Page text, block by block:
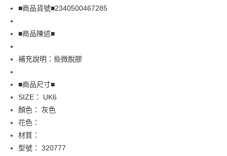
Apple Pay
街口支付
全盈+PAY
AFTEE先享後付
相關說明
【關於「AFTEE先享後付」】
AFTEE先享後付是「在收到商品之後才付款」的支付方式。 讓您購物簡單
便利好安心！
１．簡單：不需註冊會員、不需綁卡、不需儲值。
３．安心：先確認商品／服務後，再付款。
運送方式
全家取貨付款
免運費
■商品貨號■2340500467285
■商品陳述■
補充說明：些微脫膠
■商品尺寸■
SIZE： UK6
顏色： 灰色
花色：
材質：
型號： 320777